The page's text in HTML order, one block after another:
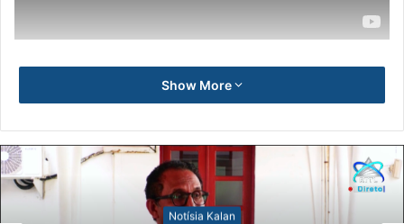
Show More
Notísia Kalan